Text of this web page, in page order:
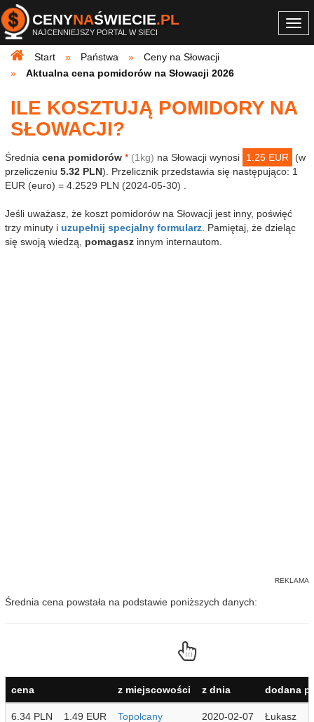
CENYNAŚWIECIE.PL
NAJCENNIEJSZY PORTAL W SIECI
Start
Państwa
Ceny na Słowacji
Aktualna cena pomidorów na Słowacji 2026
ILE KOSZTUJĄ POMIDORY NA
SŁOWACJI?
Średnia cena pomidorów * (1kg) na Słowacji wynosi 1.25 EUR
(w
przeliczeniu 5.32 PLN). Przelicznik przedstawia się następująco: 1
EUR (euro) = 4.2529 PLN (2024-05-30) .
Jeśli uważasz, że koszt pomidorów na Słowacji jest inny, poświęć
trzy minuty i uzupełnij specjalny formularz . Pamiętaj, że dzieląc
się swoją wiedzą, pomagasz innym internautom.
Średnia cena powstała na podstawie poniższych danych:
cena z miejscowości z dnia dodana
6.34 PLN 1.49 EUR Topolcany 2020-02-07 Łukasz